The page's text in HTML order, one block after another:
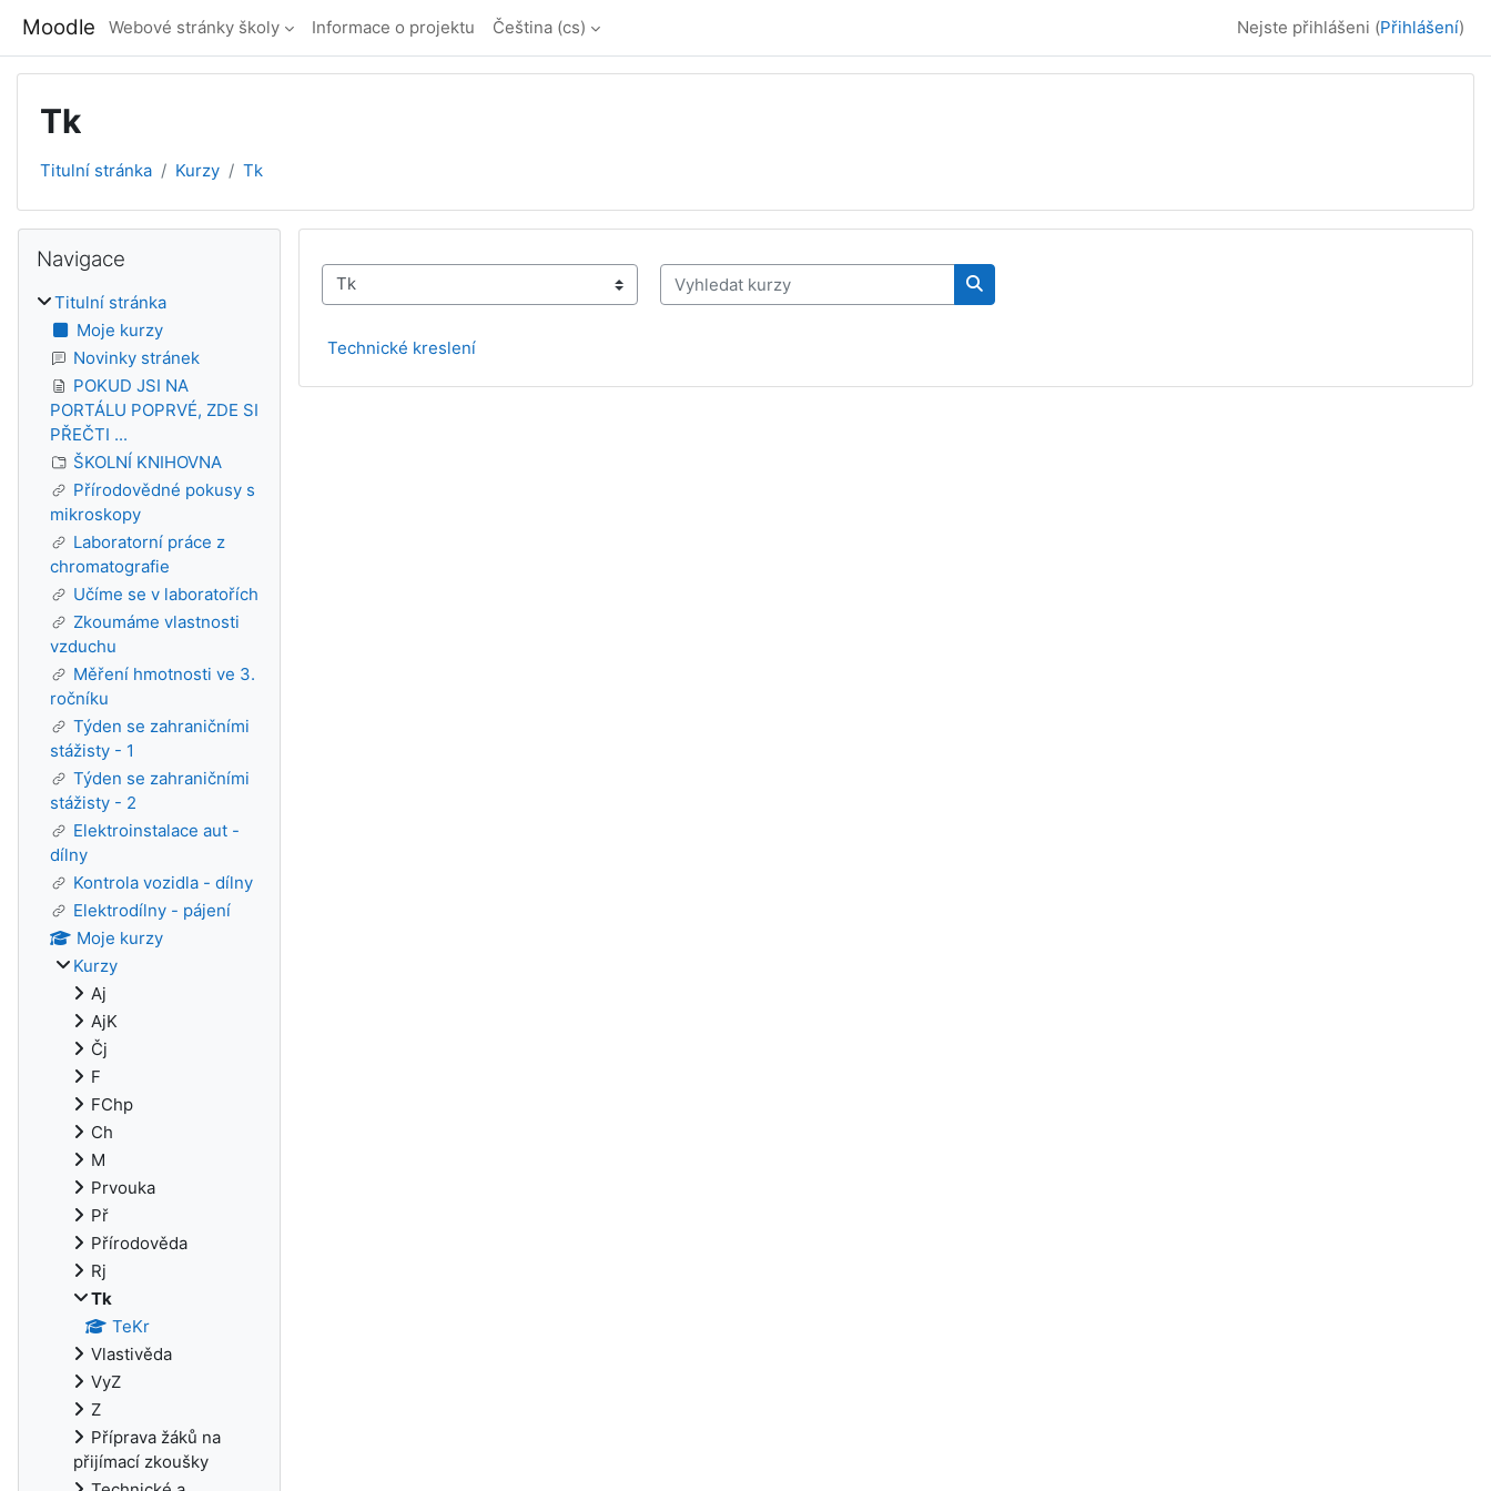
Moodle Webové stránky školy Informace o projektu Čeština ‎(cs)‎ Nejste přihlášeni (Přihlášení)
Tk
Titulní stránka Kurzy Tk
Kategorie kurzů
Vyhledat kurzy
Vyhledat kurzy
Technické kreslení
Bloky
Navigace
Titulní stránka
Moje kurzy
Novinky stránek
POKUD JSI NA
PORTÁLU POPRVÉ, ZDE SI
PŘEČTI ...
ŠKOLNÍ KNIHOVNA
Přírodovědné pokusy s
mikroskopy
Laboratorní práce z
chromatografie
Učíme se v laboratořích
Zkoumáme vlastnosti
vzduchu
Měření hmotnosti ve 3.
ročníku
Týden se zahraničními
stážisty - 1
Týden se zahraničními
stážisty - 2
Elektroinstalace aut -
dílny
Kontrola vozidla - dílny
Elektrodílny - pájení
Moje kurzy
Kurzy
Aj
AjK
Čj
F
FChp
Ch
M
Prvouka
Př
Přírodověda
Rj
Tk
TeKr
Vlastivěda
VyZ
Z
Příprava žáků na
přijímací zkoušky